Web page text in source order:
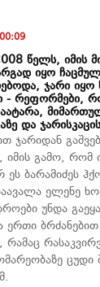
00:09
წელს, იმის
იყო
ჯარი
- რეფორმები,
და
ჯარიდან
იმის გამო, რომ
ეს ბარამიძეს
ელენე
უნდა
ბრძანებით
რამაც
ცუდი